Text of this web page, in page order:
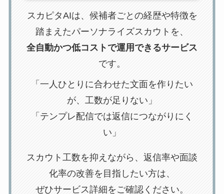
スカピタAIは、候補者ごとの経歴や特徴を
踏まえたパーソナライズスカウトを、
全自動かつ低コストで運用できるサービス
です。
「一人ひとりに合わせた文面を作りたい
が、工数が足りない」
「テンプレ配信では返信につながりにく
い」
スカウト工数を抑えながら、返信率や面談
化率の改善を目指したい方は、
ぜひサービス詳細をご確認ください。